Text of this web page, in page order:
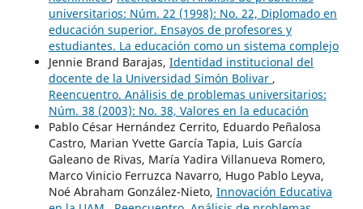
universitarios: Núm. 22 (1998): No. 22, Diplomado en
educación superior. Ensayos de profesores y
estudiantes. La educación como un sistema complejo
Jennie Brand Barajas, Identidad institucional del
docente de la Universidad Simón Bolivar ,
Reencuentro. Análisis de problemas universitarios:
Núm. 38 (2003): No. 38, Valores en la educación
Pablo César Hernández Cerrito, Eduardo Peñalosa
Castro, Marian Yvette García Tapia, Luis García
Galeano de Rivas, María Yadira Villanueva Romero,
Marco Vinicio Ferruzca Navarro, Hugo Pablo Leyva,
Noé Abraham González-Nieto, Innovación Educativa